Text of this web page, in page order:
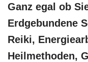
Ganz egal ob
Erdgebundene
Reiki,
Heilmethoden,